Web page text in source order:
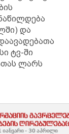
და
ტვ-ში
ლარს